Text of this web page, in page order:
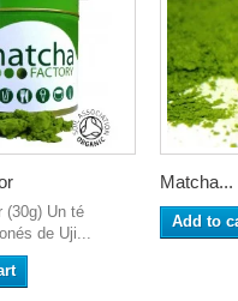
(30g) Un té
de Uji...
Matcha...
Add to